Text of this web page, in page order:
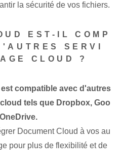
la sécurité de vos fichiers.
EST-IL COMP
SERVI
CLOUD ?
compatible avec d'autres
tels que Dropbox, Goo
Document Cloud à vos au
pour plus de flexibilité et de